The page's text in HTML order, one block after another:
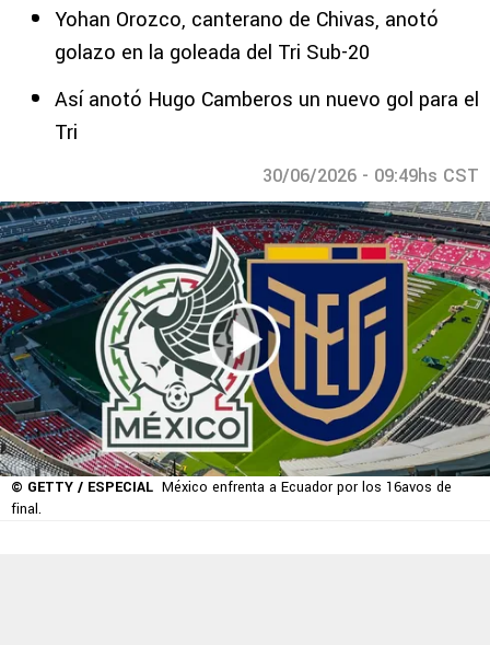
Yohan Orozco, canterano de Chivas, anotó
golazo en la goleada del Tri Sub-20
Así anotó Hugo Camberos un nuevo gol para el
Tri
30/06/2026 - 09:49hs CST
© GETTY / ESPECIAL México enfrenta a Ecuador por los 16avos de
final.